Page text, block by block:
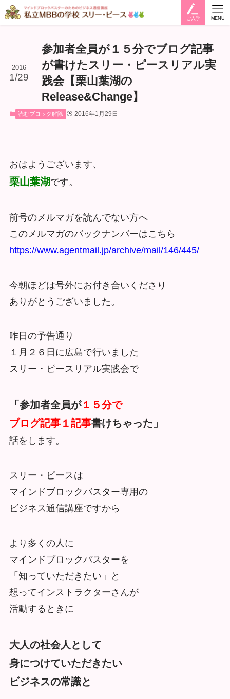
ご入学 MENU
参加者全員が１５分でブログ記事
が書けたスリー・ピースリアル実
践会【栗山葉湖の
Release&Change】
2016
1/29
読むブロック解除 2016年1月29日
おはようございます、
栗山葉湖です。
前号のメルマガを読んでない方へ
このメルマガのバックナンバーはこちら
https://www.agentmail.jp/archive/mail/146/445/
今朝ほどは号外にお付き合いくださり
ありがとうございました。
昨日の予告通り
１月２６日に広島で行いました
スリー・ピースリアル実践会で
「参加者全員が１５分で
ブログ記事１記事書けちゃった」
話をします。
スリー・ピースは
マインドブロックバスター専用の
ビジネス通信講座ですから
より多くの人に
マインドブロックバスターを
「知っていただきたい」と
想ってインストラクターさんが
活動するときに
大人の社会人として
身につけていただきたい
ビジネスの常識と